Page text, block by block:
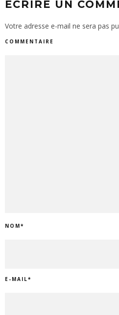
ECRIRE UN
Votre adresse e-mail ne sera pas
COMMENTAIRE
NOM*
E-MAIL*